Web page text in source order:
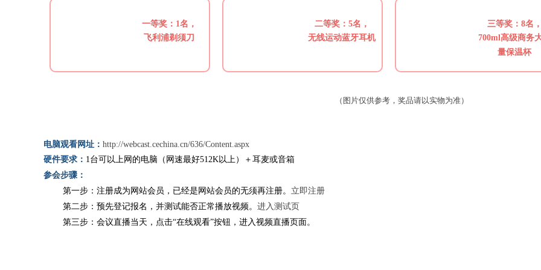
一等奖：1名，
飞利浦剃须刀
二等奖：5名，
无线运动蓝牙耳机
三等奖：8名
700ml高级商务
量保温杯
（图片仅供参考，奖品请以实物为准）
电脑观看网址： http://webcast.cechina.cn/636/Content.aspx
硬件要求： 1台可以上网的电脑（网速最好512K以上）＋耳麦或音箱
参会步骤：
第一步：注册成为网站会员，已经是网站会员的无须再注册。 立即注册
第二步：预先登记报名，并测试能否正常播放视频。 进入测试页
第三步：会议直播当天，点击“在线观看”按钮，进入视频直播页面。